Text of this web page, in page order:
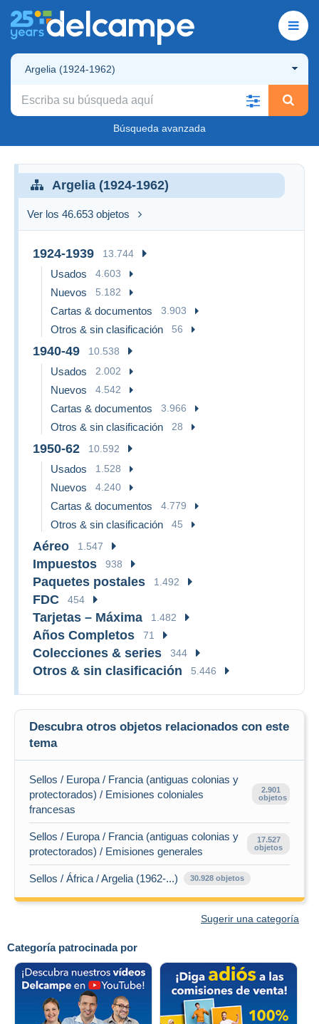
Argelia (1924-1962)
Búsqueda avanzada
Categoría patrocinada por
Argelia (1924-1962)
Ver los 46.653 objetos
1924-1939 13.744
Usados 4.603
Nuevos 5.182
Cartas & documentos 3.903
Otros & sin clasificación 56
1940-49 10.538
Usados 2.002
Nuevos 4.542
Cartas & documentos 3.966
Otros & sin clasificación 28
1950-62 10.592
Usados 1.528
Nuevos 4.240
Cartas & documentos 4.779
Otros & sin clasificación 45
Aéreo 1.547
Impuestos 938
Paquetes postales 1.492
FDC 454
Tarjetas – Máxima 1.482
Años Completos 71
Colecciones & series 344
Otros & sin clasificación 5.446
Descubra otros objetos relacionados con este
tema
Sellos / Europa / Francia (antiguas colonias y
protectorados) / Emisiones coloniales
francesas
2.901
objetos
Sellos / Europa / Francia (antiguas colonias y
protectorados) / Emisiones generales
17.527
objetos
Sellos / África / Argelia (1962-...) 30.928 objetos
Sugerir una categoría